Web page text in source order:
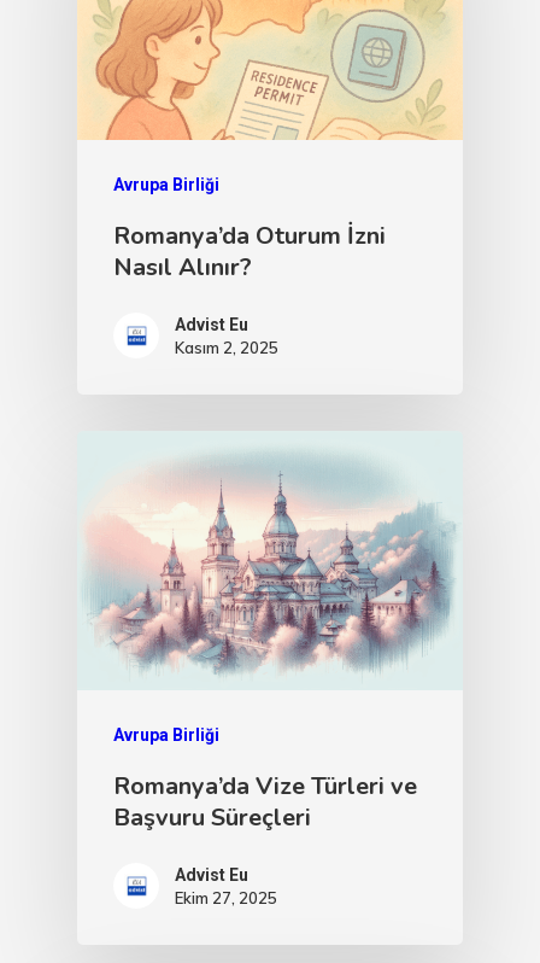
Avrupa Birliği
Romanya’da Oturum İzni
Nasıl Alınır?
Advist Eu
Kasım 2, 2025
Avrupa Birliği
Romanya’da Vize Türleri ve
Başvuru Süreçleri
Advist Eu
Ekim 27, 2025